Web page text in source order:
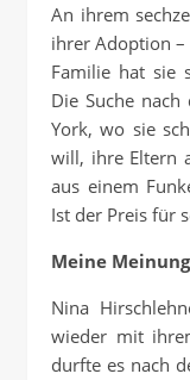
An ihrem
ihrer Adoption
Familie hat sie
Die Suche
York, wo sie
will, ihre Eltern
aus einem
Ist der Preis für
Meine
Nina
wieder mit
durfte es nach